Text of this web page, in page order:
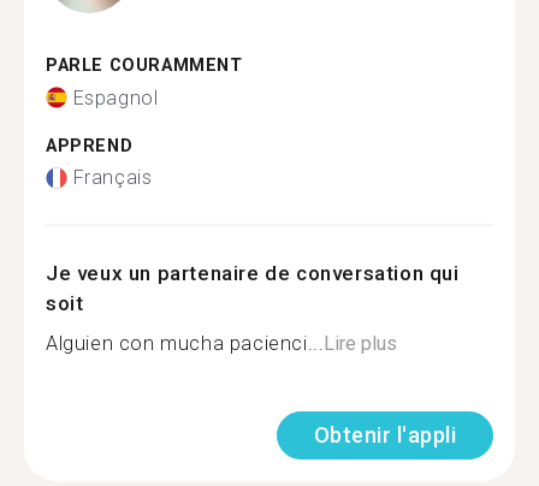
PARLE COURAMMENT
Espagnol
APPREND
Français
Je veux un partenaire de conversation qui
soit
Alguien con mucha pacienci...Lire plus
Obtenir l'appli